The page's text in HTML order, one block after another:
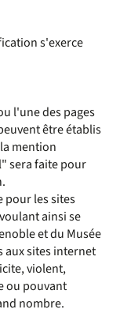
s'exerce
l'une des pages
être établis
mention
sera faite pour
pour les sites
ainsi se
et du Musée
aux sites internet
violent,
ou pouvant
nombre.